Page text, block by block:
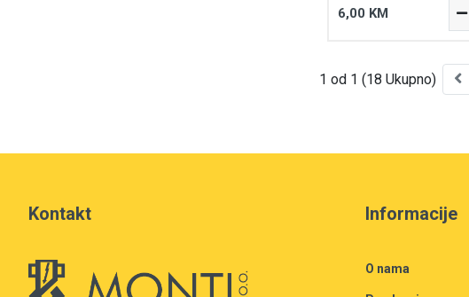
6,00 KM
1 od 1 (18 Ukupno)
Kontakt Informacije
O nama